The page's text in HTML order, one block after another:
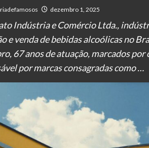
dezembro 1, 2025
Indústria e Comércio Ltda.,
e venda de bebidas alcoólicas no
67 anos de atuação, marcados
por marcas consagradas como …